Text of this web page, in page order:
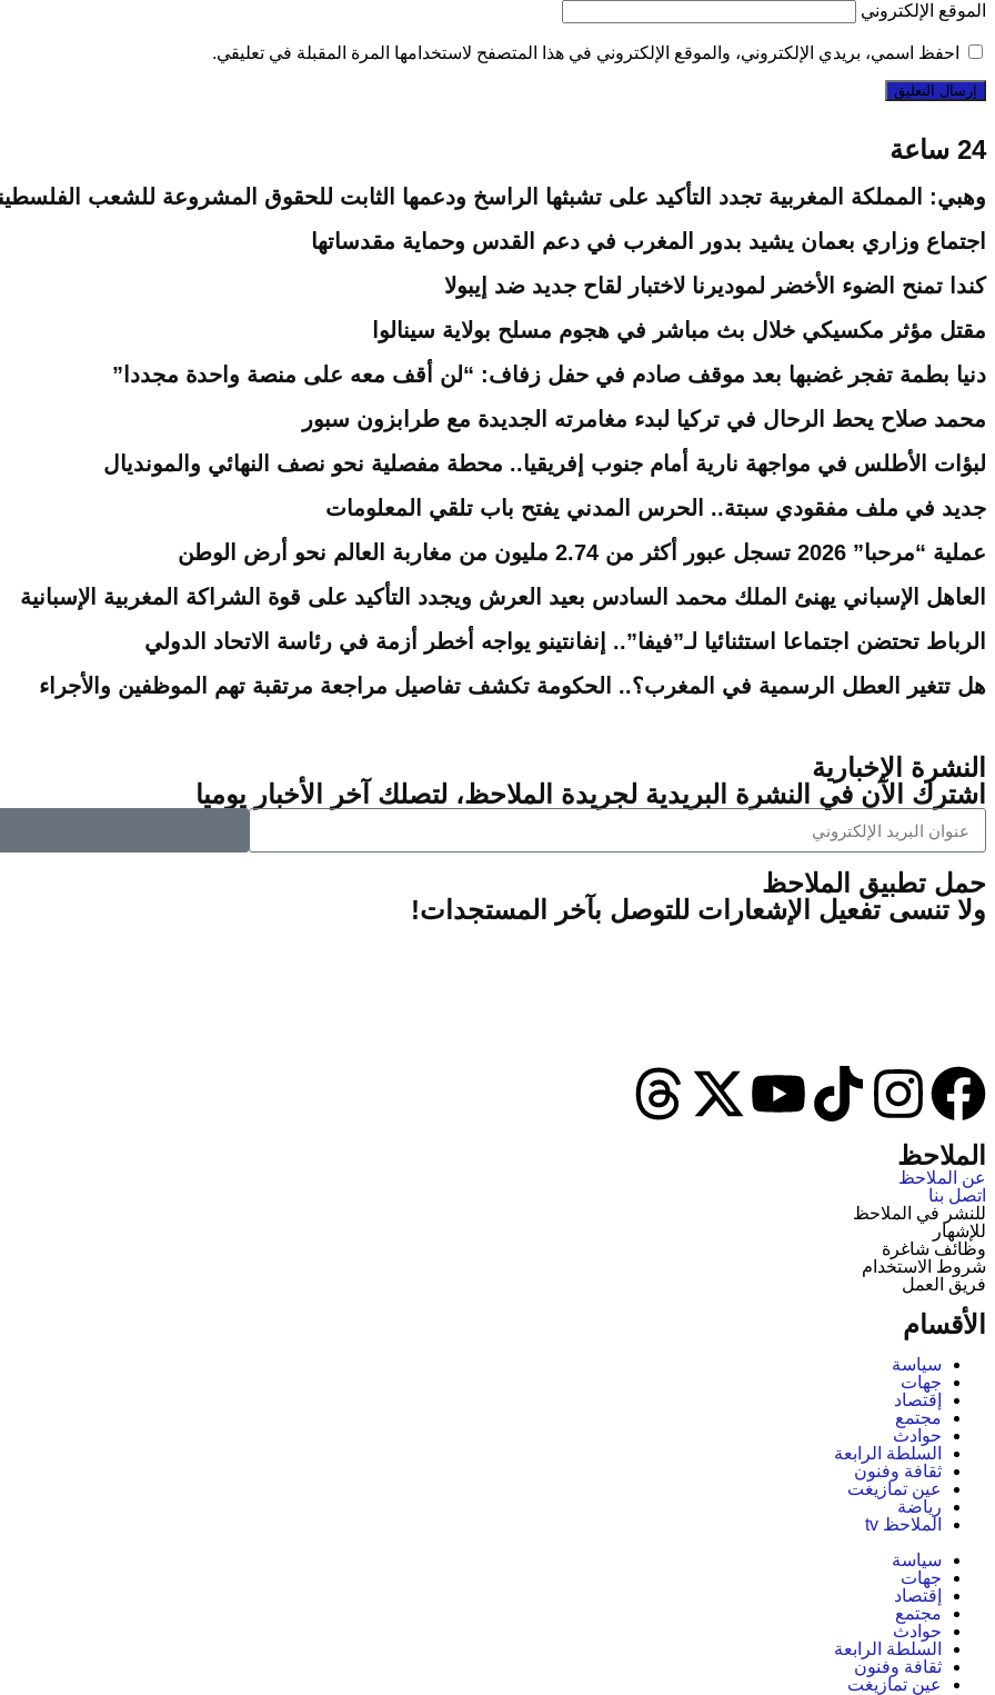
الموقع الإلكتروني
احفظ اسمي، بريدي الإلكتروني، والموقع الإلكتروني في هذا المتصفح لاستخدامها المرة المقبلة في تعليقي.
24 ساعة
وهبي: المملكة المغربية تجدد التأكيد على تشبثها الراسخ ودعمها الثابت للحقوق المشروعة للشعب
اجتماع وزاري بعمان يشيد بدور المغرب في دعم القدس وحماية مقدساتها
كندا تمنح الضوء الأخضر لموديرنا لاختبار لقاح جديد ضد إيبولا
مقتل مؤثر مكسيكي خلال بث مباشر في هجوم مسلح بولاية سينالوا
دنيا بطمة تفجر غضبها بعد موقف صادم في حفل زفاف: “لن أقف معه على منصة واحدة مجددا”
محمد صلاح يحط الرحال في تركيا لبدء مغامرته الجديدة مع طرابزون سبور
لبؤات الأطلس في مواجهة نارية أمام جنوب إفريقيا.. محطة مفصلية نحو نصف النهائي والمونديال
جديد في ملف مفقودي سبتة.. الحرس المدني يفتح باب تلقي المعلومات
عملية “مرحبا” 2026 تسجل عبور أكثر من 2.74 مليون من مغاربة العالم نحو أرض الوطن
العاهل الإسباني يهنئ الملك محمد السادس بعيد العرش ويجدد التأكيد على قوة الشراكة المغربية الإسبانية
الرباط تحتضن اجتماعا استثنائيا لـ”فيفا”.. إنفانتينو يواجه أخطر أزمة في رئاسة الاتحاد الدولي
هل تتغير العطل الرسمية في المغرب؟.. الحكومة تكشف تفاصيل مراجعة مرتقبة تهم الموظفين والأجراء
النشرة الإخبارية
اشترك الآن في النشرة البريدية لجريدة الملاحظ، لتصلك آخر الأخبار يوميا
‫حمل تطبيق الملاحظ
ولا تنسى تفعيل الإشعارات للتوصل بآخر المستجدات!
الملاحظ
عن الملاحظ
اتصل بنا
للنشر في الملاحظ
للإشهار
وظائف شاغرة
شروط الاستخدام
فريق العمل
الأقسام
سياسة
جهات
إقتصاد
مجتمع
حوادث
السلطة الرابعة
ثقافة وفنون
عين تمازيغت
رياضة
الملاحظ tv
سياسة
جهات
إقتصاد
مجتمع
حوادث
السلطة الرابعة
ثقافة وفنون
عين تمازيغت